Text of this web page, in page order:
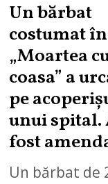
Un bărbat
costumat în
„Moartea
coasa” a
pe
unui spital.
fost
Un bărbat de